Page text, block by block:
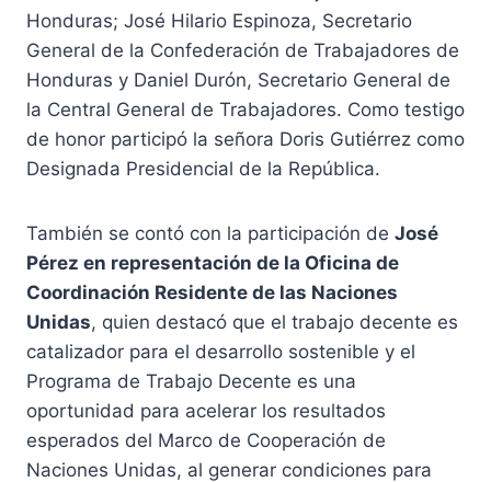
Honduras; José Hilario Espinoza, Secretario
General de la Confederación de Trabajadores de
Honduras y Daniel Durón, Secretario General de
la Central General de Trabajadores. Como testigo
de honor participó la señora Doris Gutiérrez como
Designada Presidencial de la República.
También se contó con la participación de José
Pérez en representación de la Oficina de
Coordinación Residente de las Naciones
Unidas, quien destacó que el trabajo decente es
catalizador para el desarrollo sostenible y el
Programa de Trabajo Decente es una
oportunidad para acelerar los resultados
esperados del Marco de Cooperación de
Naciones Unidas, al generar condiciones para